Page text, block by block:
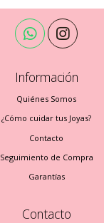
Información
Quiénes Somos
¿Cómo cuidar tus Joyas?
Contacto
Seguimiento de Compra
Garantías
Contacto